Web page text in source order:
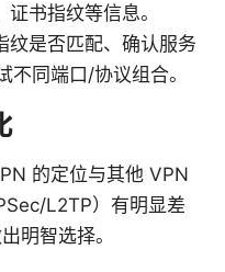
书指纹等信息。
纹是否匹配、确认服务
同端口/协议组合。
的定位与其他 VPN
L2TP）有明显差
明智选择。